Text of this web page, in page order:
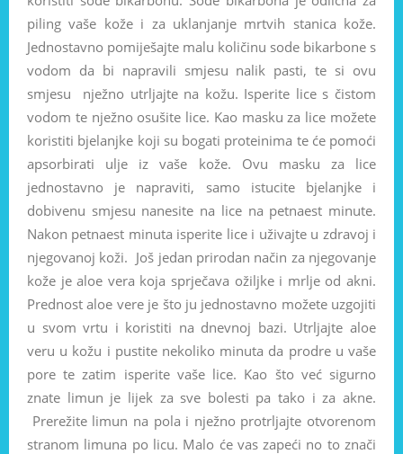
piling vaše kože i za uklanjanje mrtvih stanica kože.
Jednostavno pomiješajte malu količinu sode bikarbone s
vodom da bi napravili smjesu nalik pasti, te si ovu
smjesu nježno utrljajte na kožu. Isperite lice s čistom
vodom te nježno osušite lice. Kao masku za lice možete
koristiti bjelanjke koji su bogati proteinima te će pomoći
apsorbirati ulje iz vaše kože. Ovu masku za lice
jednostavno je napraviti, samo istucite bjelanjke i
dobivenu smjesu nanesite na lice na petnaest minute.
Nakon petnaest minuta isperite lice i uživajte u zdravoj i
njegovanoj koži. Još jedan prirodan način za njegovanje
kože je aloe vera koja sprječava ožiljke i mrlje od akni.
Prednost aloe vere je što ju jednostavno možete uzgojiti
u svom vrtu i koristiti na dnevnoj bazi. Utrljajte aloe
veru u kožu i pustite nekoliko minuta da prodre u vaše
pore te zatim isperite vaše lice. Kao što već sigurno
znate limun je lijek za sve bolesti pa tako i za akne.
Prerežite limun na pola i nježno protrljajte otvorenom
stranom limuna po licu. Malo će vas zapeći no to znači